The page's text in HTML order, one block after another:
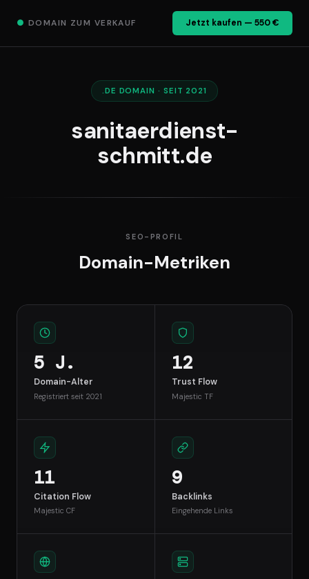
● DOMAIN ZUM VERKAUF Jetzt kaufen — 550 €
.DE DOMAIN · SEIT 2021
sanitaerdienst-
schmitt.de
SEO-PROFIL
Domain-Metriken
5 J.
Domain-Alter
Registriert seit 2021
12
Trust Flow
Majestic TF
11
Citation Flow
Majestic CF
9
Backlinks
Eingehende Links